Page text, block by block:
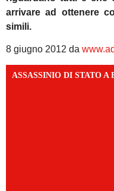
arrivare ad ottenere
simili.
8 giugno 2012 da
ASSASSINIO DI STATO A